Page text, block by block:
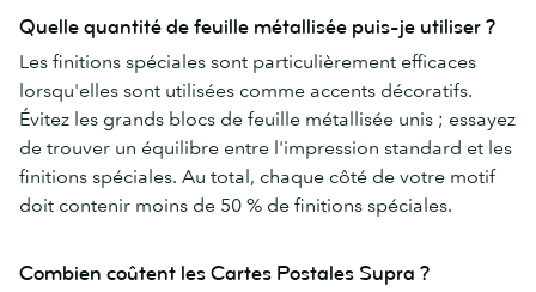
Quelle quantité de feuille métallisée puis-je utiliser ?
Les finitions spéciales sont particulièrement efficaces
lorsqu'elles sont utilisées comme accents décoratifs.
Évitez les grands blocs de feuille métallisée unis ; essayez
de trouver un équilibre entre l'impression standard et les
finitions spéciales. Au total, chaque côté de votre motif
doit contenir moins de 50 % de finitions spéciales.
Combien coûtent les Cartes Postales Supra ?